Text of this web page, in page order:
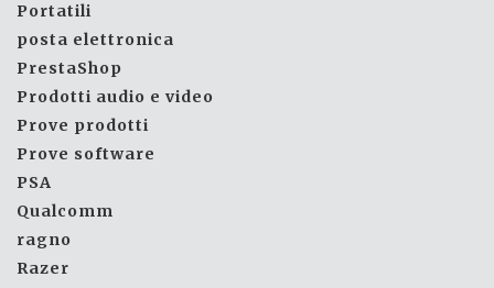
Portatili
posta elettronica
PrestaShop
Prodotti audio e video
Prove prodotti
Prove software
PSA
Qualcomm
ragno
Razer